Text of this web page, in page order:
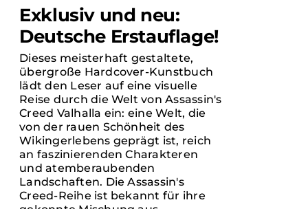
Exklusiv und neu:
Deutsche Erstauflage!
Dieses meisterhaft gestaltete,
übergroße Hardcover-Kunstbuch
lädt den Leser auf eine visuelle
Reise durch die Welt von Assassin's
Creed Valhalla ein: eine Welt, die
von der rauen Schönheit des
Wikingerlebens geprägt ist, reich
an faszinierenden Charakteren
und atemberaubenden
Landschaften. Die Assassin's
Creed-Reihe ist bekannt für ihre